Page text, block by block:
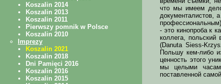
что мы имеем
документалистов,
- это кинопроба к
коллега, польский
(Danuta Siess-
Польшу кем-либо
ценность этого
мы целыми
поставленной